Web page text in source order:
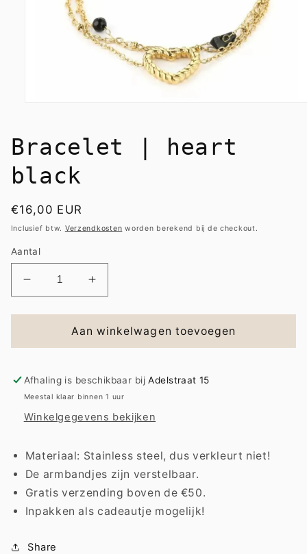
modaal
Bracelet | heart
black
Normale
prijs
€16,00 EUR
Inclusief btw. Verzendkosten worden berekend bij de checkout.
Aantal
Aantal
verlagen
voor
Bracelet
|
black
Aantal
verhogen
voor
Bracelet
|
black
Aan winkelwagen toevoegen
Afhaling is beschikbaar bijAdelstraat 15
Meestal klaar binnen 1 uur
Winkelgegevens bekijken
Materiaal: Stainless steel, dus verkleurt niet!
De armbandjes zijn verstelbaar.
Gratis verzending boven de €50.
Inpakken als cadeautje mogelijk!
Share